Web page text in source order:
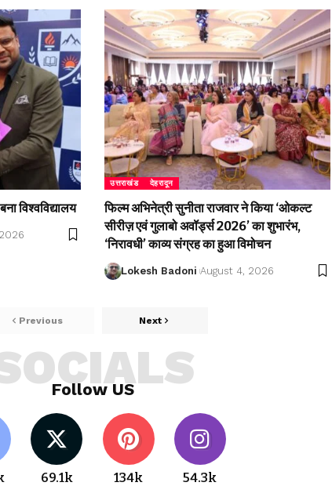
विश्वविद्यालय
उत्तराखंड देहरादून
फिल्म अभिनेत्री सुनीता राजवार ने किया ‘ओकल्ट
सीरीज़ एवं गुलाबो अवॉर्ड्स 2026’ का शुभारंभ,
‘निरावधी’ काव्य संग्रह का हुआ विमोचन
Lokesh Badoni August 4, 2026
Previous Next
Follow US
69.1k 134k 54.3k